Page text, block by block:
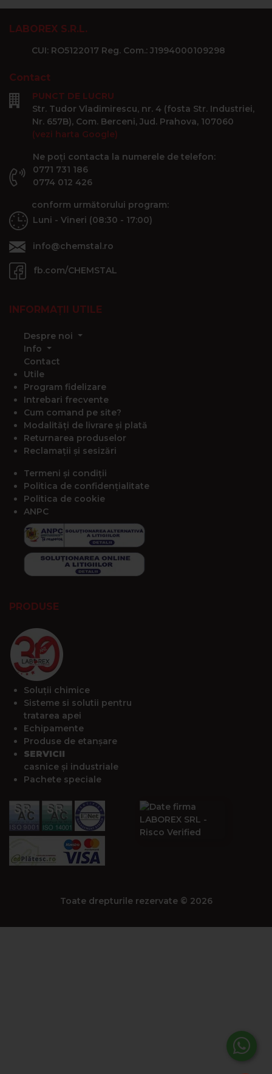
LABOREX S.R.L.
CUI: RO5122017 Reg. Com.: J1994000109298
Contact
PUNCT DE LUCRU
Str. Tudor Vladimirescu, nr. 4 (fosta Str. Industriei,
Nr. 657B), Com. Berceni, Jud. Prahova, 107060
(vezi harta Google)
Ne poți contacta la numerele de telefon:
0771 731 186
0774 012 426
conform următorului program:
Luni - Vineri (08:30 - 17:00)
info@chemstal.ro
fb.com/CHEMSTAL
INFORMAȚII UTILE
Despre noi
Info
Contact
Utile
Program fidelizare
Intrebari frecvente
Cum comand pe site?
Modalități de livrare și plată
Returnarea produselor
Reclamații și sesizări
Termeni și condiții
Politica de confidențialitate
Politica de cookie
ANPC
PRODUSE
Soluții chimice
Sisteme si solutii pentru
tratarea apei
Echipamente
Produse de etanșare
SERVICII
casnice și industriale
Pachete speciale
Toate drepturile rezervate © 2026